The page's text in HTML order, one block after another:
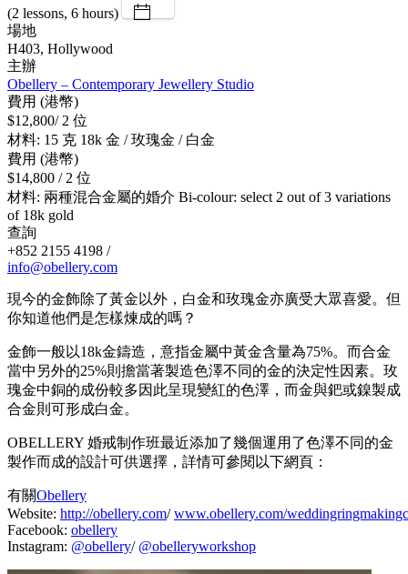
(2 lessons, 6 hours)
場地
H403, Hollywood
主辦
Obellery – Contemporary Jewellery Studio
費用 (港幣)
$12,800/ 2 位
材料: 15 克 18k 金 / 玫瑰金 / 白金
費用 (港幣)
$14,800 / 2 位
材料: 兩種混合金屬的婚介 Bi-colour: select 2 out of 3 variations
of 18k gold
查詢
+852 2155 4198 /
info@obellery.com
現今的金飾除了黃金以外，白金和玫瑰金亦廣受大眾喜愛。但
你知道他們是怎樣煉成的嗎？
金飾一般以18k金鑄造，意指金屬中黃金含量為75%。而合金
當中另外的25%則擔當著製造色澤不同的金的決定性因素。玫
瑰金中銅的成份較多因此呈現變紅的色澤，而金與鈀或鎳製成
合金則可形成白金。
OBELLERY 婚戒制作班最近添加了幾個運用了色澤不同的金
製作而成的設計可供選擇，詳情可參閱以下網頁：
有關Obellery
Website: http://obellery.com/www.obellery.com/
Facebook: obellery
Instagram: @obellery/ @obelleryworkshop